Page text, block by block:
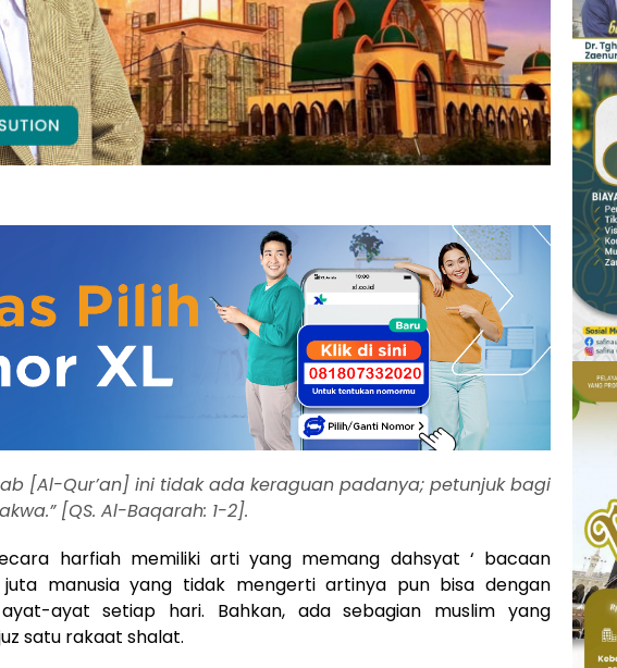
[Al-Qur’an] ini tidak ada keraguan padanya; petunjuk bagi
[QS. Al-Baqarah: 1-2].
harfiah memiliki arti yang memang dahsyat ‘ bacaan
juta manusia yang tidak mengerti artinya pun bisa dengan
ayat setiap hari. Bahkan, ada sebagian muslim yang
satu rakaat shalat.